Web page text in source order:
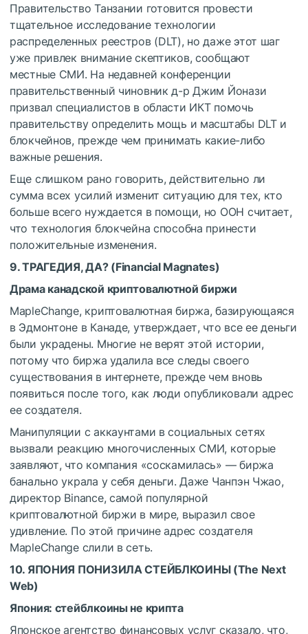
Правительство Танзании готовится провести
тщательное исследование технологии
распределенных реестров (DLT), но даже этот шаг
уже привлек внимание скептиков, сообщают
местные СМИ. На недавней конференции
правительственный чиновник д-р Джим Йонази
призвал специалистов в области ИКТ помочь
правительству определить мощь и масштабы DLT и
блокчейнов, прежде чем принимать какие-либо
важные решения.
Еще слишком рано говорить, действительно ли
сумма всех усилий изменит ситуацию для тех, кто
больше всего нуждается в помощи, но ООН считает,
что технология блокчейна способна принести
положительные изменения.
9. ТРАГЕДИЯ, ДА? (Financial Magnates)
Драма канадской криптовалютной биржи
MapleChange, криптовалютная биржа, базирующаяся
в Эдмонтоне в Канаде, утверждает, что все ее деньги
были украдены. Многие не верят этой истории,
потому что биржа удалила все следы своего
существования в интернете, прежде чем вновь
появиться после того, как люди опубликовали адрес
ее создателя.
Манипуляции с аккаунтами в социальных сетях
вызвали реакцию многочисленных СМИ, которые
заявляют, что компания «соскамилась» — биржа
банально украла у себя деньги. Даже Чанпэн Чжао,
директор Binance, самой популярной
криптовалютной биржи в мире, выразил свое
удивление. По этой причине адрес создателя
MapleChange слили в сеть.
10. ЯПОНИЯ ПОНИЗИЛА СТЕЙБЛКОИНЫ (The Next
Web)
Япония: стейблкоины не крипта
Японское агентство финансовых услуг сказало, что,